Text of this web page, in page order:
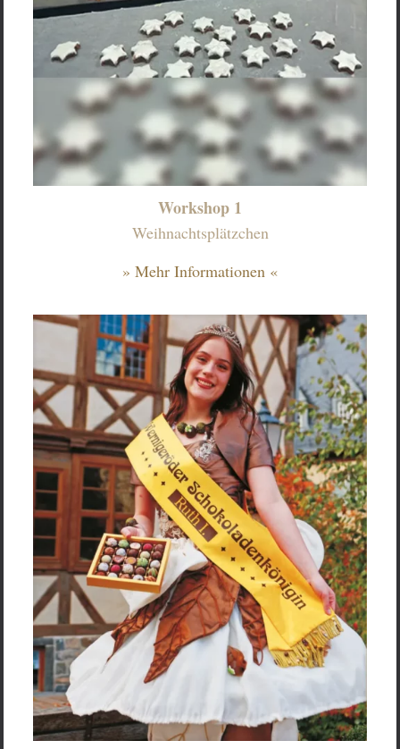
Workshop 1
Weihnachtsplätzchen
» Mehr Informationen «